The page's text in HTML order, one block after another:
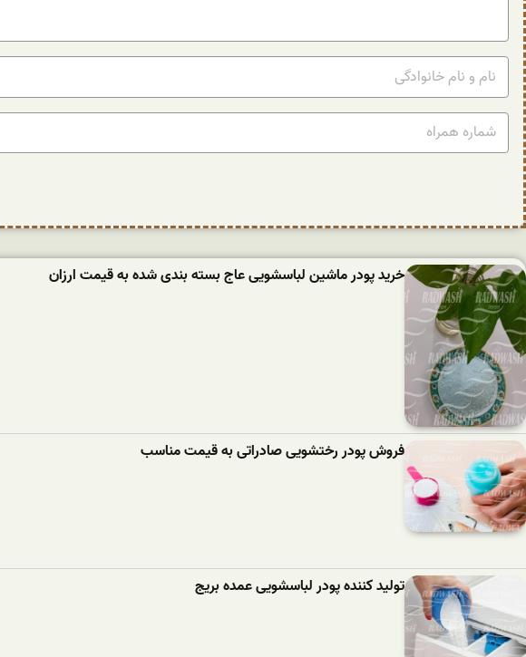
خرید پودر ماشین لباسشویی عاج بسته بندی شده به قیمت ارزان
فروش پودر رختشویی صادراتی به قیمت مناسب
تولید کننده پودر لباسشویی عمده بریج